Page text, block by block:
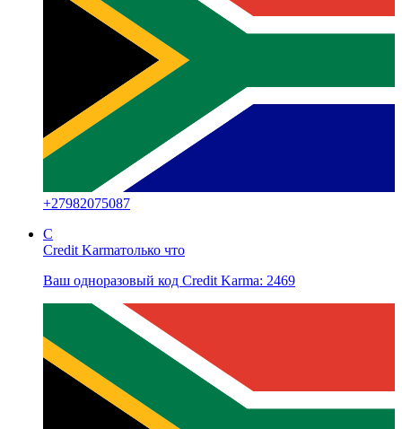
+27982075087
C
Credit Karmaтолько что
Ваш одноразовый код Credit Karma: 2469